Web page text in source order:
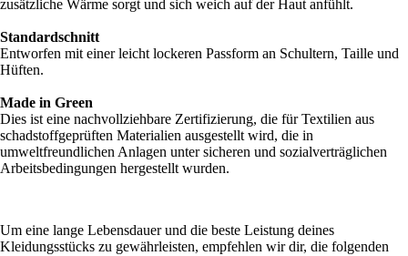
zusätzliche Wärme sorgt und sich weich auf der Haut anfühlt.
Standardschnitt
Entworfen mit einer leicht lockeren Passform an Schultern, Taille und
Hüften.
Made in Green
Dies ist eine nachvollziehbare Zertifizierung, die für Textilien aus
schadstoffgeprüften Materialien ausgestellt wird, die in
umweltfreundlichen Anlagen unter sicheren und sozialverträglichen
Arbeitsbedingungen hergestellt wurden.
Um eine lange Lebensdauer und die beste Leistung deines
Kleidungsstücks zu gewährleisten, empfehlen wir dir, die folgenden